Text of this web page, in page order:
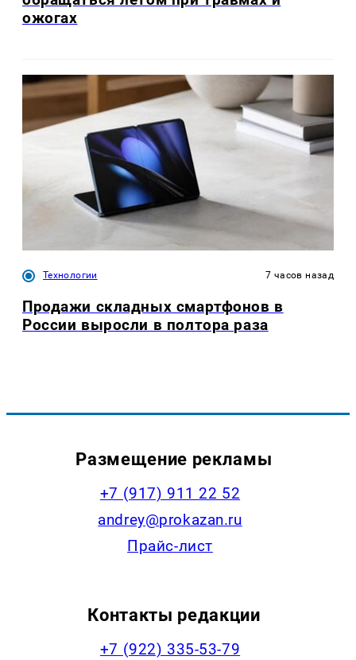
ожогах
Технологии 7 часов назад
Продажи складных смартфонов в
России выросли в полтора раза
Размещение рекламы
+7 (917) 911 22 52
andrey@prokazan.ru
Прайс-лист
Контакты редакции
+7 (922) 335-53-79